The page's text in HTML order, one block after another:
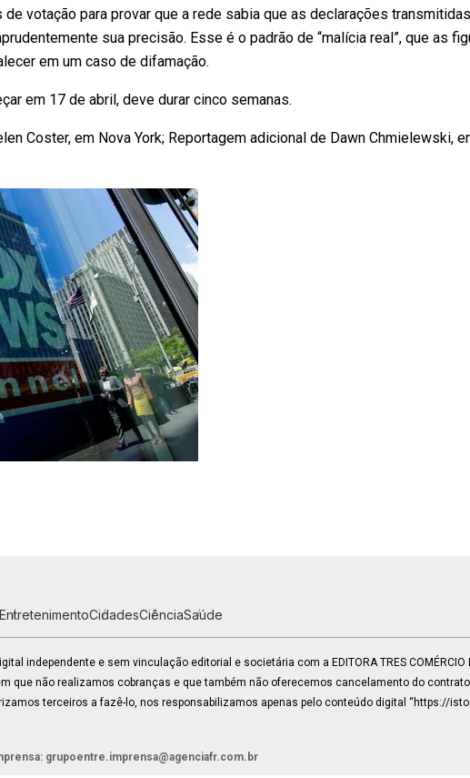
votação para provar que a rede sabia que as declarações transmitidas
sua precisão. Esse é o padrão de “malícia real”, que as
em um caso de difamação.
em 17 de abril, deve durar cinco semanas.
Coster, em Nova York; Reportagem adicional de Dawn Chmielewski,
EntretenimentoCidadesCiênciaSaúde
independente e sem vinculação editorial e societária com a EDITORA TRES COMÉRCIO
que não realizamos cobranças e que também não oferecemos cancelamento do
terceiros a fazê-lo, nos responsabilizamos apenas pelo conteúdo digital “https://
grupoentre.imprensa@agenciafr.com.br